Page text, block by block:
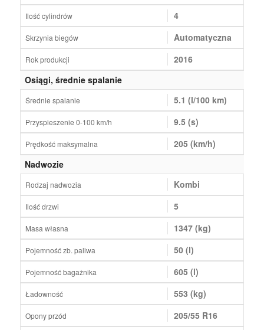
Ilość cylindrów 4
Skrzynia biegów Automatyczna
Rok produkcji
2016
Osiągi, średnie spalanie
Średnie spalanie 5.1 (l/100 km)
Przyspieszenie 0-100 km/h 9.5 (s)
Prędkość maksymalna
205 (km/h)
Nadwozie
Rodzaj nadwozia Kombi
Ilość drzwi 5
Masa własna 1347 (kg)
Pojemność zb. paliwa 50 (l)
Pojemność bagażnika 605 (l)
Ładowność 553 (kg)
Opony przód 205/55 R16